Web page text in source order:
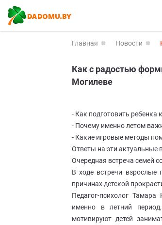
Главная Новости
Как с радостью
Могилеве
- Как подготовить ребенка
- Почему именно летом
- Какие игровые методы
Ответы на эти актуальные
Очередная встреча семей
В ходе встречи взрослые
причинах детской
Педагог-психолог
именно в летний
мотивируют детей